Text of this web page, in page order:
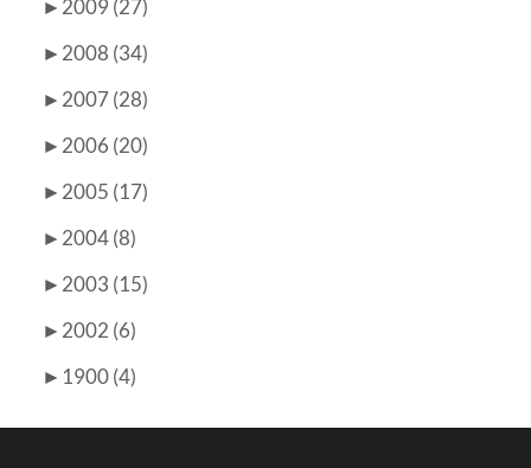
► 2009 (27)
► 2008 (34)
► 2007 (28)
► 2006 (20)
► 2005 (17)
► 2004 (8)
► 2003 (15)
► 2002 (6)
► 1900 (4)